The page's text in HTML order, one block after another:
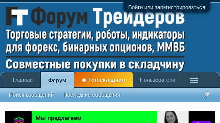
Войти или зарегистрироваться
Главная Форум
Поиск сообщений Последние сообщения
🔥 Топ складчин Пользователи